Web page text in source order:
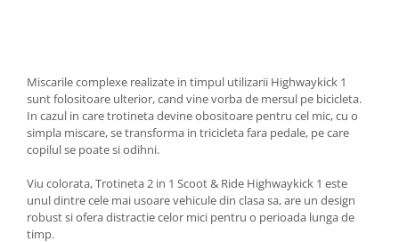
Miscarile complexe realizate in timpul utilizarii Highwaykick 1
sunt folositoare ulterior, cand vine vorba de mersul pe bicicleta.
In cazul in care trotineta devine obositoare pentru cel mic, cu o
simpla miscare, se transforma in tricicleta fara pedale, pe care
copilul se poate si odihni.
Viu colorata, Trotineta 2 in 1 Scoot & Ride Highwaykick 1 este
unul dintre cele mai usoare vehicule din clasa sa, are un design
robust si ofera distractie celor mici pentru o perioada lunga de
timp.